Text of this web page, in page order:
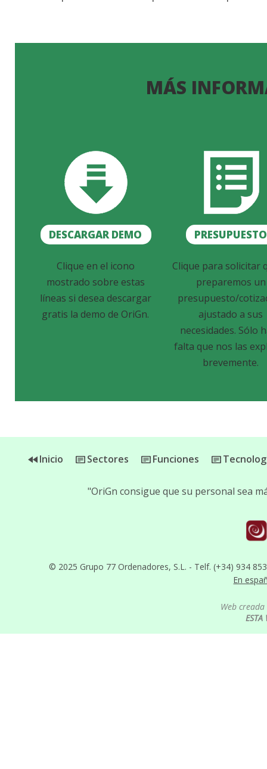
MÁS
DESCARGAR DEMO PRESUPUESTO
Clique en el icono
mostrado sobre estas
líneas si desea descargar
gratis la demo de OriGn.
Clique para solicitar
preparemos un
presupuesto/
ajustado a sus
necesidades. Sólo
falta que nos las
brevemente.
Inicio Sectores Funciones
© 2025 Grupo 77 Ordenadores, S.L. - Telf. (+34) 934
En
"OriGn consigue que su personal sea
Web
ESTA